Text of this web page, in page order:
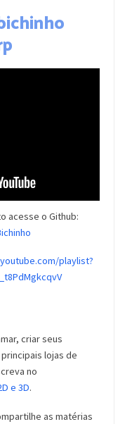
acesse o Github:
playlist?
criar seus
lojas de
no
e 3D.
as matérias